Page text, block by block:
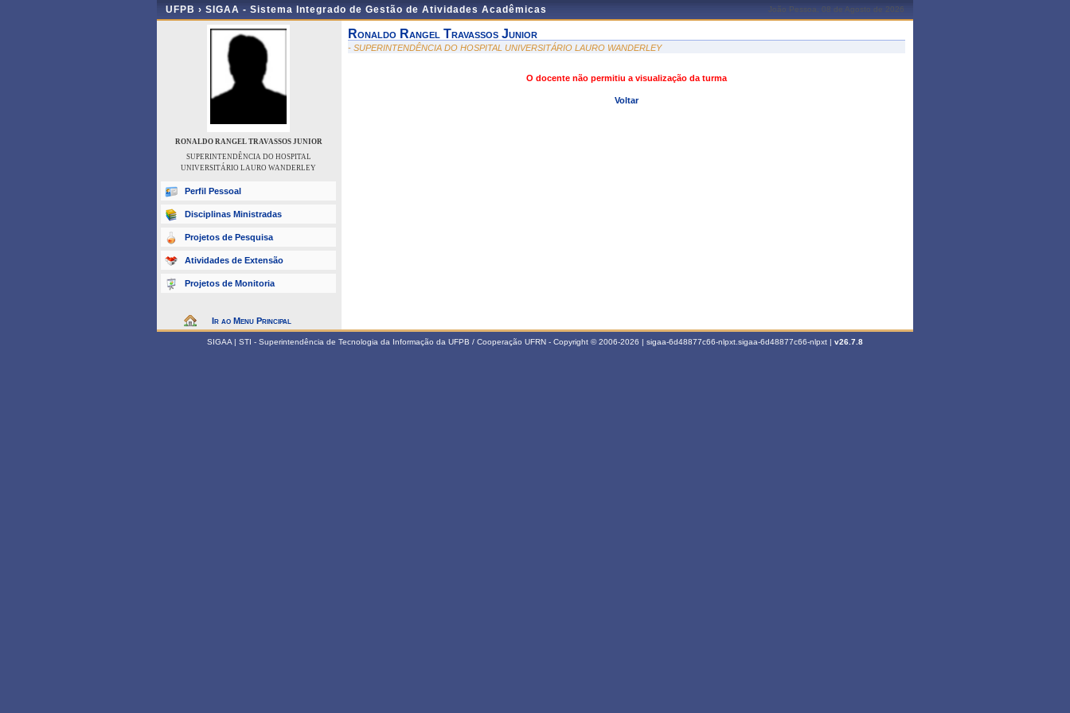
UFPB › SIGAA - Sistema Integrado de Gestão de Atividades Acadêmicas João Pessoa, 08 de Agosto de 2026
RONALDO RANGEL TRAVASSOS JUNIOR
SUPERINTENDÊNCIA DO HOSPITAL
UNIVERSITÁRIO LAURO WANDERLEY
Perfil Pessoal
Disciplinas Ministradas
Projetos de Pesquisa
Atividades de Extensão
Projetos de Monitoria
Ir ao Menu Principal
Ronaldo Rangel Travassos Junior
- SUPERINTENDÊNCIA DO HOSPITAL UNIVERSITÁRIO LAURO WANDERLEY
O docente não permitiu a visualização da turma
Voltar
SIGAA | STI - Superintendência de Tecnologia da Informação da UFPB / Cooperação UFRN - Copyright © 2006-2026 | sigaa-6d48877c66-nlpxt.sigaa-6d48877c66-nlpxt | v26.7.8